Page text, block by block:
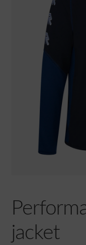
jacket